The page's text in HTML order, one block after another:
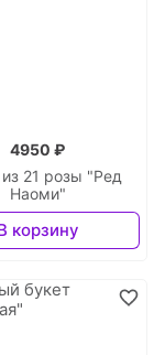
из 21 розы "Ред
Наоми"
4950 ₽
корзину